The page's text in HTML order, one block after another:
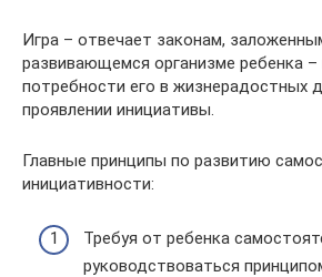
Игра – отвечает законам,
развивающемся организме ребенка –
потребности его в жизнерадостных
проявлении инициативы.
Главные принципы по развитию
инициативности:
Требуя от ребенка
руководствоваться